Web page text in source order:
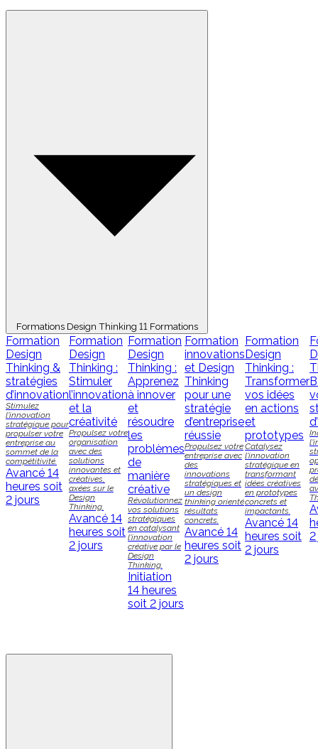
Formations Design Thinking 11 Formations
Formation
Design
Thinking &
stratégies
d’innovation
Stimulez
l'innovation
stratégique pour
propulser votre
entreprise au
sommet de la
compétitivité.
Avancé 14
heures soit
2 jours
Formation
Design
Thinking :
Stimuler
l’innovation
et la
créativité
Propulsez votre
organisation
avec des
solutions
innovantes et
créatives,
axées sur le
Design
Thinking.
Avancé 14
heures soit
2 jours
Formation
Design
Thinking :
Apprenez
à innover
et
résoudre
les
problèmes
de
manière
créative
Révolutionnez
vos solutions
stratégiques
en catalysant
l'innovation
créative par le
Design
Thinking.
Initiation
14 heures
soit 2 jours
Formation
innovations
et Design
Thinking
pour une
stratégie
d’entreprise
réussie
Propulsez votre
entreprise avec
des
innovations
stratégiques et
un design
thinking orienté
résultats
concrets.
Avancé 14
heures soit
2 jours
Formation
Design
Thinking :
Transformer
vos idées
en actions
et
prototypes
Catalysez
l'innovation
stratégique en
transformant
idées créatives
en prototypes
concrets et
impactants.
Avancé 14
heures soit
2 jours
2